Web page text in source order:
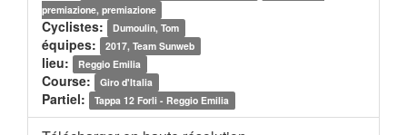
premiazione, premiazione
Cyclistes: Dumoulin, Tom
équipes: 2017, Team Sunweb
lieu: Reggio Emilia
Course: Giro d'Italia
Partiel: Tappa 12 Forli - Reggio Emilia